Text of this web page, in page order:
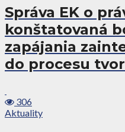
Správa EK o
konštatovaná
zapájania
do procesu
306
Aktuality